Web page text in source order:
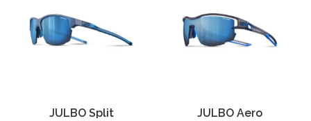
JULBO Split
JULBO Aero